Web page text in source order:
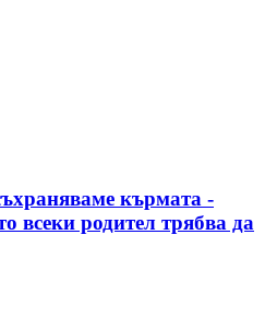
кърмата -
всеки родител трябва да